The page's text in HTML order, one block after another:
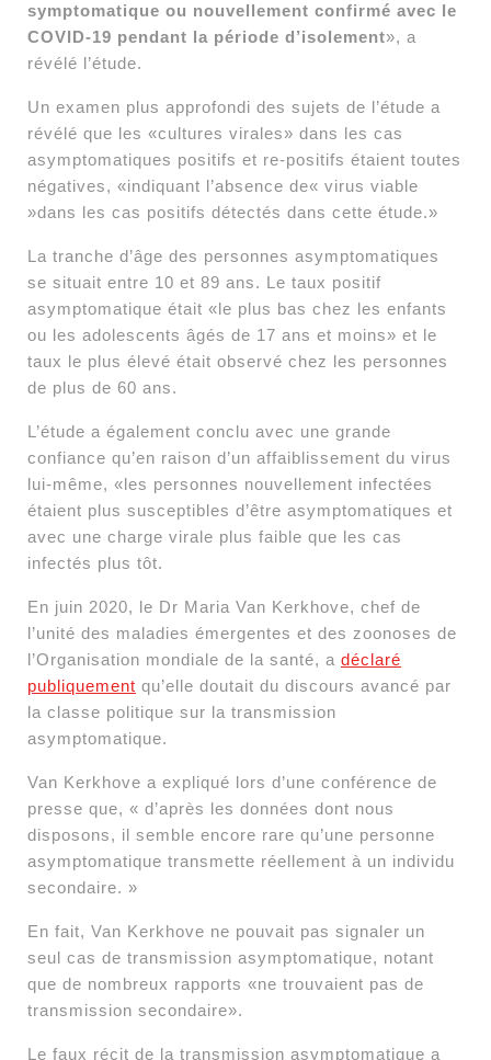
symptomatique ou nouvellement confirmé avec le
COVID-19 pendant la période d’isolement», a
révélé l’étude.
Un examen plus approfondi des sujets de l’étude a
révélé que les «cultures virales» dans les cas
asymptomatiques positifs et re-positifs étaient toutes
négatives, «indiquant l’absence de« virus viable
»dans les cas positifs détectés dans cette étude.»
La tranche d’âge des personnes asymptomatiques
se situait entre 10 et 89 ans. Le taux positif
asymptomatique était «le plus bas chez les enfants
ou les adolescents âgés de 17 ans et moins» et le
taux le plus élevé était observé chez les personnes
de plus de 60 ans.
L’étude a également conclu avec une grande
confiance qu’en raison d’un affaiblissement du virus
lui-même, «les personnes nouvellement infectées
étaient plus susceptibles d’être asymptomatiques et
avec une charge virale plus faible que les cas
infectés plus tôt.
En juin 2020, le Dr Maria Van Kerkhove, chef de
l’unité des maladies émergentes et des zoonoses de
l’Organisation mondiale de la santé, a déclaré
publiquement qu’elle doutait du discours avancé par
la classe politique sur la transmission
asymptomatique.
Van Kerkhove a expliqué lors d’une conférence de
presse que, « d’après les données dont nous
disposons, il semble encore rare qu’une personne
asymptomatique transmette réellement à un individu
secondaire. »
En fait, Van Kerkhove ne pouvait pas signaler un
seul cas de transmission asymptomatique, notant
que de nombreux rapports «ne trouvaient pas de
transmission secondaire».
Le faux récit de la transmission asymptomatique a